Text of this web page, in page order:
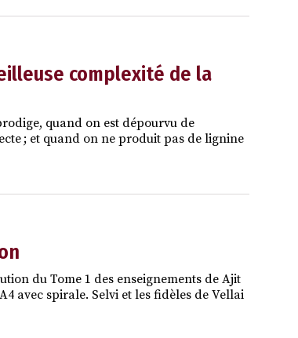
complexité de la
quand on est dépourvu de
; et quand on ne produit pas de lignine
du Tome 1 des enseignements de Ajit
avec spirale. Selvi et les fidèles de Vellai